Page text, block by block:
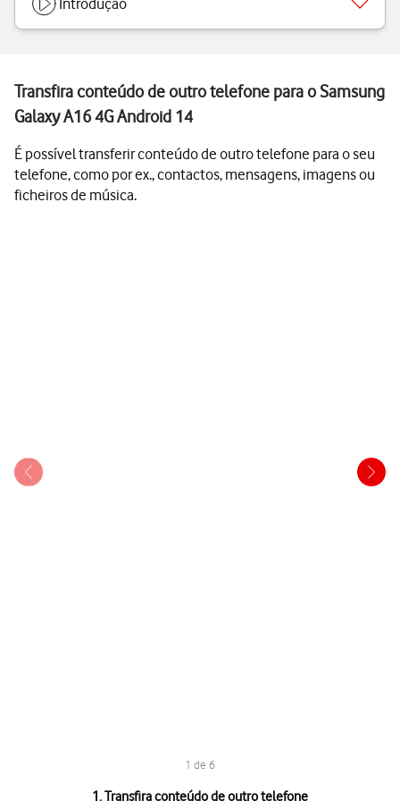
Introdução
Transfira conteúdo de outro telefone para o Samsung
Galaxy A16 4G Android 14
É possível transferir conteúdo de outro telefone para o seu
telefone, como por ex., contactos, mensagens, imagens ou
ficheiros de música.
1 de 6
1. Transfira conteúdo de outro telefone